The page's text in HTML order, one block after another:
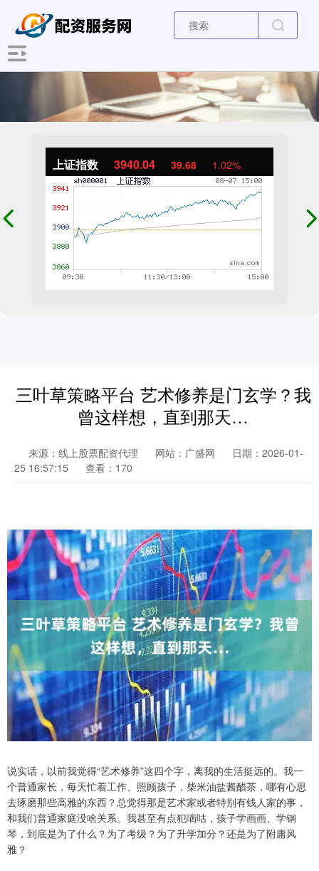
上证指数 3940.04 39.68 1.02%
三叶草策略平台 艺术修养是门玄学？我
曾这样想，直到那天…
来源：线上股票配资代理 网站：广盛网
日期：2026-01-
25 16:57:15
查看：170
说实话，以前我觉得“艺术修养”这四个字，离我的生活挺远的。我一
个普通家长，每天忙着工作、照顾孩子，柴米油盐酱醋茶，哪有心思
去琢磨那些高雅的东西？总觉得那是艺术家或者特别有钱人家的事，
和我们普通家庭没啥关系。我甚至有点犯嘀咕，孩子学画画、学钢
琴，到底是为了什么？为了考级？为了升学加分？还是为了附庸风
雅？